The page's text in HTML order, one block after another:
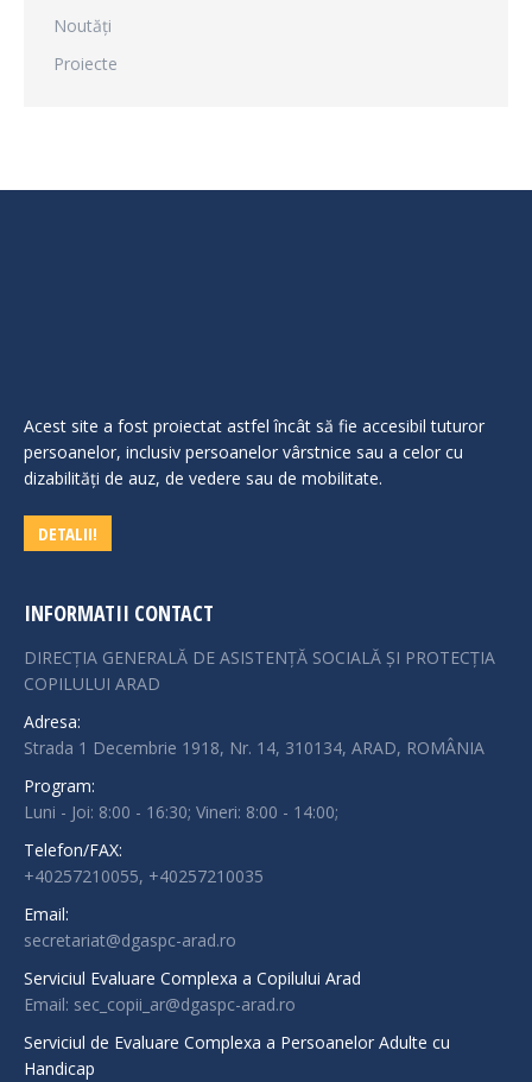
Noutăți
Proiecte
Acest site a fost proiectat astfel încât să fie accesibil tuturor
persoanelor, inclusiv persoanelor vârstnice sau a celor cu
dizabilităţi de auz, de vedere sau de mobilitate.
DETALII!
INFORMATII CONTACT
DIRECȚIA GENERALĂ DE ASISTENȚĂ SOCIALĂ ȘI PROTECȚIA
COPILULUI ARAD
Adresa:
Strada 1 Decembrie 1918, Nr. 14, 310134, ARAD, ROMÂNIA
Program:
Luni - Joi: 8:00 - 16:30; Vineri: 8:00 - 14:00;
Telefon/FAX:
+40257210055, +40257210035
Email:
secretariat@dgaspc-arad.ro
Serviciul Evaluare Complexa a Copilului Arad
Email: sec_copii_ar@dgaspc-arad.ro
Serviciul de Evaluare Complexa a Persoanelor Adulte cu
Handicap